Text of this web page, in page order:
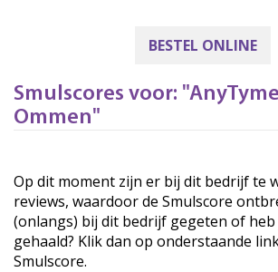
BESTEL ONLINE
Smulscores voor:
Ommen"
Op dit moment zijn er bij dit bedrijf te
reviews, waardoor de Smulscore
(onlangs) bij dit bedrijf gegeten of
gehaald? Klik dan op onderstaande
Smulscore.